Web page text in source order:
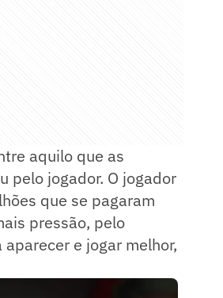
aquilo que as
pelo jogador. O jogador
que se pagaram
pressão, pelo
e jogar melhor,